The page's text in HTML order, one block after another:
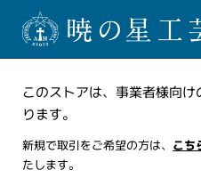
このストアは、事業者様向
ります。
新規で取引をご希望の方は、 こち
たします。